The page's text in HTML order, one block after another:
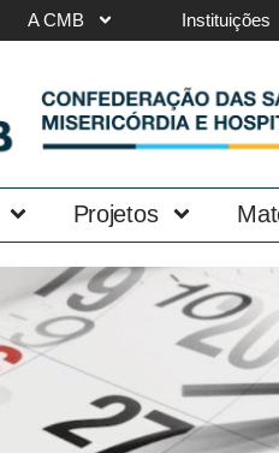
A CMB Instituições
Projetos